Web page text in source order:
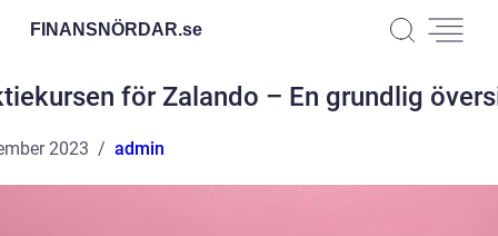
FINANSNÖRDAR.se
för Zalando – En grundlig
2023 admin